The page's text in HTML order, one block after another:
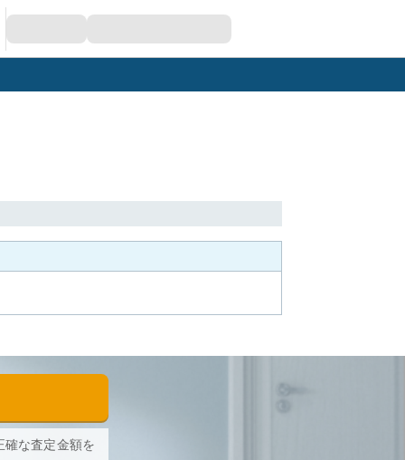
確な査定金額を